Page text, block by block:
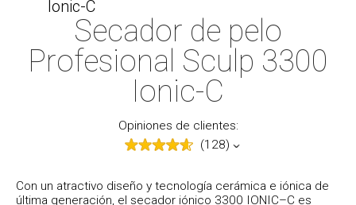
Secador de pelo
Profesional Sculp 3300
Ionic-C
Opiniones de clientes:
(128)
Con un atractivo diseño y tecnología cerámica e iónica de
última generación, el secador iónico 3300 IONIC–C es